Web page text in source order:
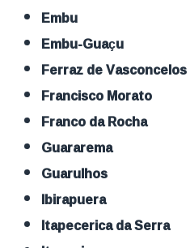
Embu
Embu-Guaçu
Ferraz de Vasconcelos
Francisco Morato
Franco da Rocha
Guararema
Guarulhos
Ibirapuera
Itapecerica da Serra